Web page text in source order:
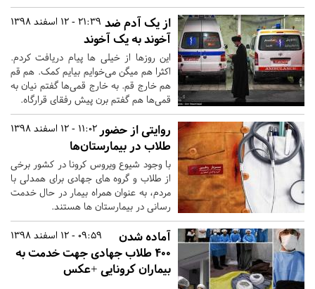
21:39 - 12 اسفند 1398 از یک آدم ضد
آخوند به یک آخوند
این روزها از خیلی ها پیام دریافت کردم.
اکثرا هم میگن می‌خوایم بیایم کمک. هم قم
هم خارج قم. به خارج قمی‌ها گفتم نیان به
قمی‌ها هم گفتم برن پیش رفقای قرارگاه.
11:02 - 12 اسفند 1398 روایتی از حضور
طلاب در بیمارستان‌ها
با وجود شیوع ویروس کرونا در کشور برخی
از طلاب و گروه های جهادی برای همدلی با
مردم، به عنوان همراه بیمار در حال خدمت
رسانی در بیمارستان ها هستند.
09:59 - 12 اسفند 1398
آماده شدن
400 طلاب جهادی جهت خدمت به
بیماران کرونایی +عکس